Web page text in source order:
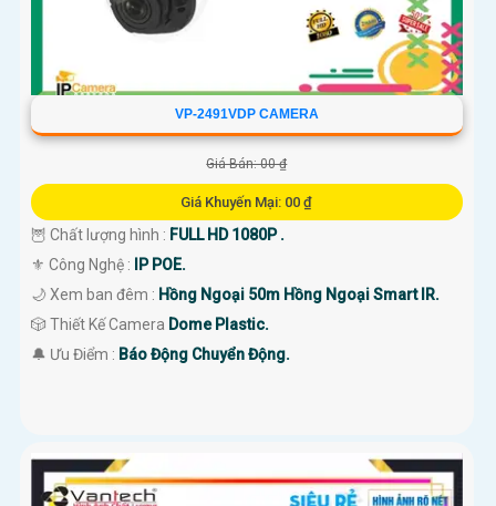
VP-2491VDP CAMERA
Giá Bán: 00 ₫
Giá Khuyến Mại: 00 ₫
🦉 Chất lượng hình : FULL HD 1080P .
⚜️ Công Nghệ :
IP POE.
🌙 Xem ban đêm : Hồng Ngoại 50m Hồng Ngoại Smart IR.
🎲 Thiết Kế Camera Dome Plastic.
️🔔 Ưu Điểm : Báo Động Chuyển Động.